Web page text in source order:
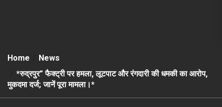
Home
News
*रुद्रपुर” फैक्ट्री पर हमला, लूटपाट और रंगदारी की धमकी का आरोप,
मुकदमा दर्ज; जानें पूरा मामला।*